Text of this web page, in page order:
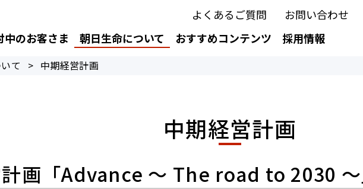
よくあるご質問 お問い合わせ
中のお客さま 朝日生命について おすすめコンテンツ 採用情報
て > 中期経営計画
中期経営計画
画「Advance ～ The road to 2030 ～